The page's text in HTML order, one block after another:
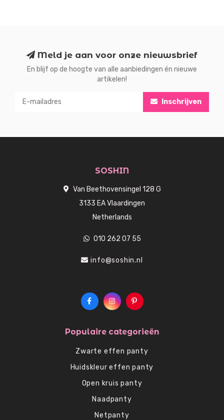
Meld je aan voor onze nieuwsbrief
En blijf op de hoogte van alle aanbiedingen én nieuwe
artikelen!
Inschrijven
SOSHIN
Van Beethovensingel 128 G
3133 EA Vlaardingen
Netherlands
010 262 07 55
info@soshin.nl
Populaire categorieën
Zwarte effen panty
Huidskleur effen panty
Open kruis panty
Naadpanty
Netpanty